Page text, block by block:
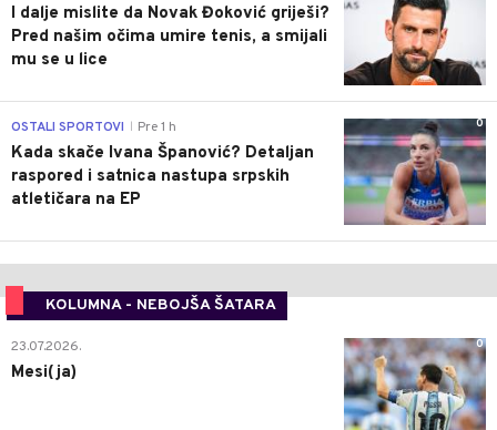
I dalje mislite da Novak Đoković griješi?
Pred našim očima umire tenis, a smijali
mu se u lice
0
OSTALI SPORTOVI Pre 1 h
Kada skače Ivana Španović? Detaljan
raspored i satnica nastupa srpskih
atletičara na EP
KOLUMNA - NEBOJŠA ŠATARA
0
23.07.2026.
Mesi(ja)